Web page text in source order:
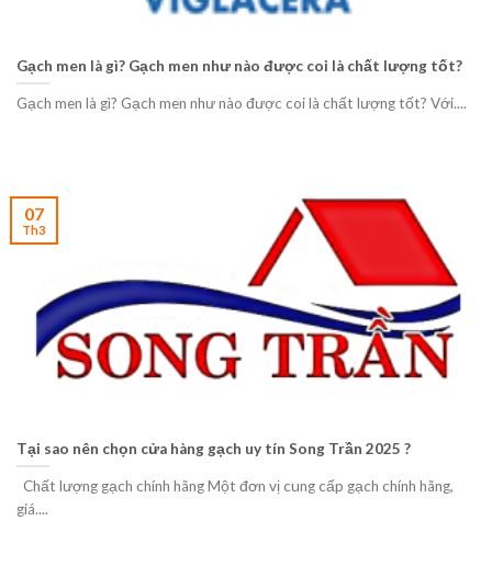
Gạch men là gì? Gạch men như nào được coi là chất lượng tốt?
Gạch men là gì? Gạch men như nào được coi là chất lượng tốt? Với....
Tại sao nên chọn cửa hàng gạch uy tín Song Trần 2025 ?
Chất lượng gạch chính hãng Một đơn vị cung cấp gạch chính hãng,
giá....
07
Th3